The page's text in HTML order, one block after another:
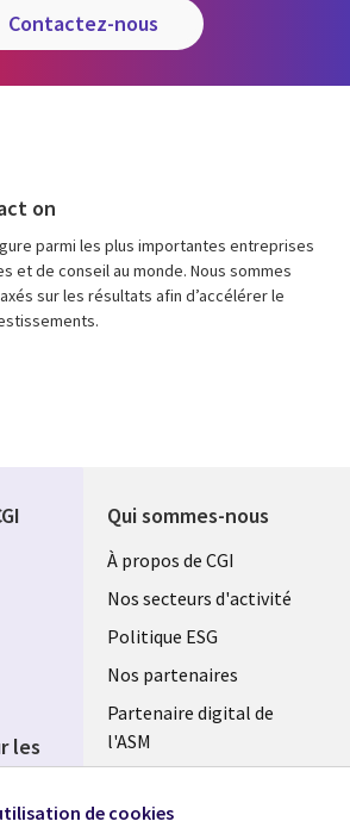
contactez-nous
on
parmi les plus importantes entreprises
et de conseil au monde. Nous sommes
sur les résultats afin d’accélérer le
Qui sommes-nous
Useful
links
FRANCE
À propos de CGI
Nos secteurs d'activité
Politique ESG
Nos partenaires
Partenaire digital de
l'ASM
Fusions
les
de cookies